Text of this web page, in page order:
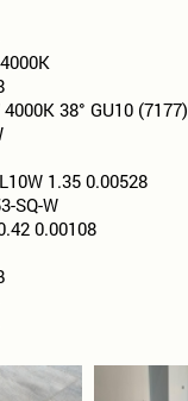
38° GU10 (7177)
1.35 0.00528
SQ-W
0.00108